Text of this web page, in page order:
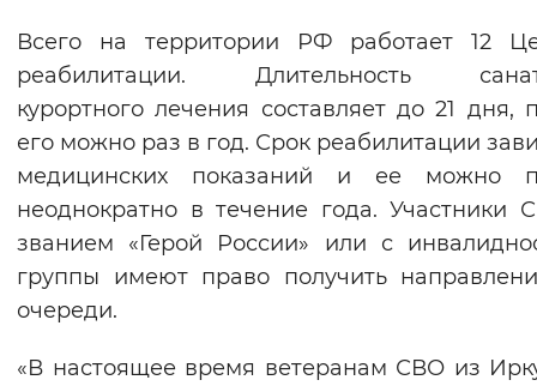
Включены Выключены
Воспроизвести Остановить
Вернуть стандартные настройки
Всего на территории РФ работает 12
реабилитации. Длительность
курортного лечения составляет до 21 дня,
его можно раз в год. Срок реабилитации
медицинских показаний и ее можно
неоднократно в течение года. Участники
званием «Герой России» или с
группы имеют право получить
очереди.
«В настоящее время ветеранам СВО из